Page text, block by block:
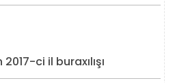
ci il buraxılışı